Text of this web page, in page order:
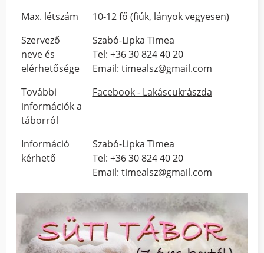
Max. létszám
10-12 fő (fiúk, lányok vegyesen)
Szervező
neve és
elérhetősége
Szabó-Lipka Timea
Tel: +36 30 824 40 20
Email: timealsz@gmail.com
További
információk a
táborról
Facebook - Lakáscukrászda
Információ
kérhető
Szabó-Lipka Timea
Tel: +36 30 824 40 20
Email: timealsz@gmail.com